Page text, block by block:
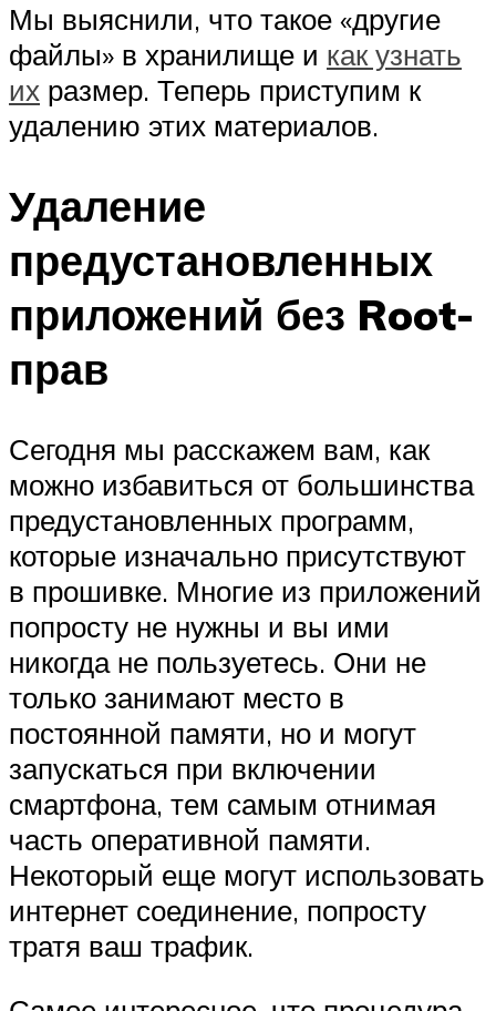
Мы выяснили, что такое «другие
файлы» в хранилище и как узнать
их размер. Теперь приступим к
удалению этих материалов.
Удаление
предустановленных
приложений без Root-
прав
Сегодня мы расскажем вам, как
можно избавиться от большинства
предустановленных программ,
которые изначально присутствуют
в прошивке. Многие из приложений
попросту не нужны и вы ими
никогда не пользуетесь. Они не
только занимают место в
постоянной памяти, но и могут
запускаться при включении
смартфона, тем самым отнимая
часть оперативной памяти.
Некоторый еще могут использовать
интернет соединение, попросту
тратя ваш трафик.